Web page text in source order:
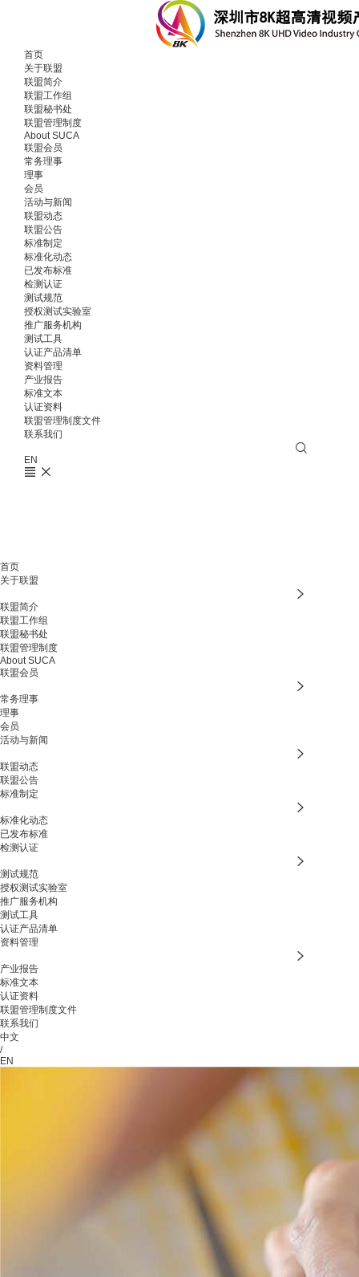
首页
关于联盟
联盟简介
联盟工作组
联盟秘书处
联盟管理制度
About SUCA
联盟会员
常务理事
理事
会员
活动与新闻
联盟动态
联盟公告
标准制定
标准化动态
已发布标准
检测认证
测试规范
授权测试实验室
推广服务机构
测试工具
认证产品清单
资料管理
产业报告
标准文本
认证资料
联盟管理制度文件
联系我们
EN
首页
关于联盟
联盟简介
联盟工作组
联盟秘书处
联盟管理制度
About SUCA
联盟会员
常务理事
理事
会员
活动与新闻
联盟动态
联盟公告
标准制定
标准化动态
已发布标准
检测认证
测试规范
授权测试实验室
推广服务机构
测试工具
认证产品清单
资料管理
产业报告
标准文本
认证资料
联盟管理制度文件
联系我们
中文
/
EN